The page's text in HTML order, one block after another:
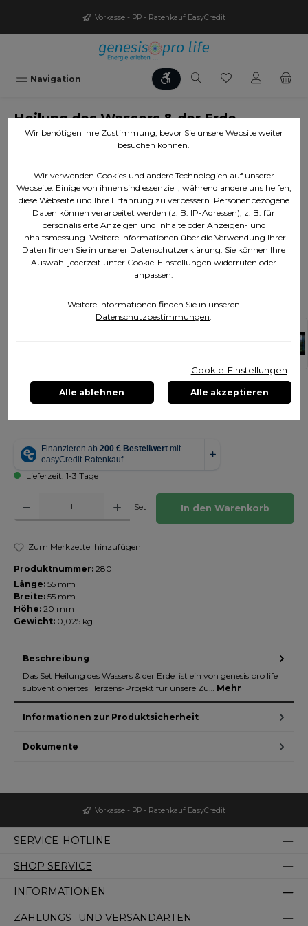
Zum Hauptinhalt springen
Vorkasse - PP - Ratenkauf EasyCredit
Navigation Werkzeugleiste anzeigen
Du hast 0
Heilung des Wassers & der Erde
88,00 €
Inhalt:1 Set
Lieferzeit: 1-3 Tage
Produkt Anzahl: Gib den gewünschten Wert ein oder benutze die
Set In den Warenkorb
Zum Merkzettel hinzufügen
Produktnummer: 280
Länge: 55 mm
Breite: 55 mm
Höhe: 20 mm
Gewicht: 0,025 kg
Beschreibung
Das Set Heilung des Wassers & der Erde ist ein von genesis pro life
subventioniertes Herzens-Projekt für unsere Zu… Mehr
Informationen zur Produktsicherheit
Dokumente
Vorkasse - PP - Ratenkauf EasyCredit
SERVICE-HOTLINE
SHOP SERVICE
INFORMATIONEN
ZAHLUNGS- UND VERSANDARTEN
Wir benötigen Ihre Zustimmung, bevor Sie unsere Website weiter
besuchen können.
Wir verwenden Cookies und andere Technologien auf unserer
Webseite. Einige von ihnen sind essenziell, während andere uns helfen,
diese Webseite und Ihre Erfahrung zu verbessern. Personenbezogene
Daten können verarbeitet werden (z. B. IP-Adressen), z. B. für
personalisierte Anzeigen und Inhalte oder Anzeigen- und
Inhaltsmessung. Weitere Informationen über die Verwendung Ihrer
Daten finden Sie in unserer Datenschutzerklärung. Sie können Ihre
Auswahl jederzeit unter Cookie-Einstellungen widerrufen oder
anpassen.
Weitere Informationen finden Sie in unseren
Datenschutzbestimmungen.
Cookie-Einstellungen
Alle ablehnen Alle akzeptieren